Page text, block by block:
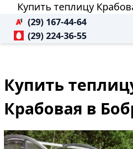
Купить теплицу
(29) 167-44-64
(29) 224-36-55
Купить
Крабовая в